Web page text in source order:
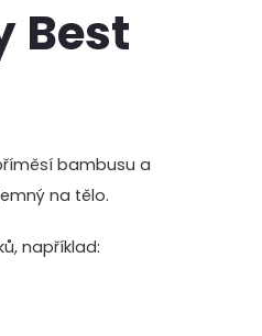
Best
bambusu a
na tělo.
například: